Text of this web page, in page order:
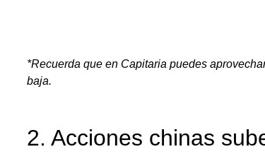
*Recuerda que en Capitaria puedes
baja.
2. Acciones chinas